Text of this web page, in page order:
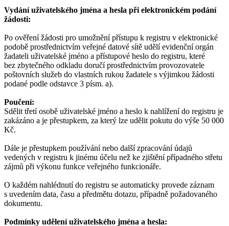
Vydání uživatelského jména a hesla při elektronickém podání
žádosti:
Po ověření žádosti pro umožnění přístupu k registru v elektronické
podobě prostřednictvím veřejné datové sítě udělí evidenční orgán
žadateli uživatelské jméno a přístupové heslo do registru, které
bez zbytečného odkladu doručí prostřednictvím provozovatele
poštovních služeb do vlastních rukou žadatele s výjimkou žádosti
podané podle odstavce 3 písm. a).
Poučení:
Sdělit třetí osobě uživatelské jméno a heslo k nahlížení do registru je
zakázáno a je přestupkem, za který lze udělit pokutu do výše 50 000
Kč.
Dále je přestupkem používání nebo další zpracování údajů
vedených v registru k jinému účelu než ke zjištění případného střetu
zájmů při výkonu funkce veřejného funkcionáře.
O každém nahlédnutí do registru se automaticky provede záznam
s uvedením data, času a předmětu dotazu, případně požadovaného
dokumentu.
Podmínky udělení uživatelského jména a hesla: